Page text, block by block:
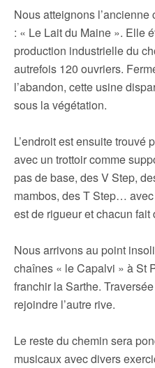
Nous atteignons l’ancienne
: « Le Lait du Maine ». Elle
production industrielle du
autrefois 120 ouvriers.
l’abandon, cette usine
sous la végétation.
L’endroit est ensuite trouvé
avec un trottoir comme
pas de base, des V Step,
mambos, des T Step…
est de rigueur et chacun fait
Nous arrivons au point
chaînes « le Capalvi » à St
franchir la Sarthe.
rejoindre l’autre rive.
Le reste du chemin sera
musicaux avec divers